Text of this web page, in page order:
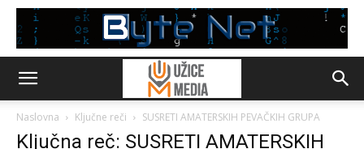
Naslovna Ključne reči SUSRETI AMATERSKIH PEVAČKIH GRUPA
Ključna reč: SUSRETI AMATERSKIH